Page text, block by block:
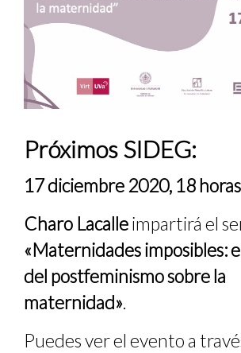
Próximos SIDEG:
17 diciembre 2020, 18
Charo Lacalleimpartirá el
«Maternidades imposibles:
del postfeminismo sobrela
maternidad».
Puedes ver el evento a